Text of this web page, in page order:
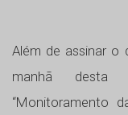
Além de assinar o
manhã desta
“Monitoramento